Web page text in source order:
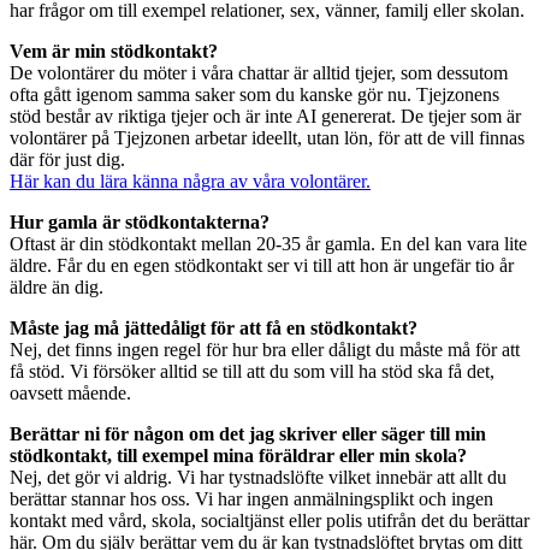
har frågor om till exempel relationer, sex, vänner, familj eller skolan.
Vem är min stödkontakt?
De volontärer du möter i våra chattar är alltid tjejer, som dessutom
ofta gått igenom samma saker som du kanske gör nu. Tjejzonens
stöd består av riktiga tjejer och är inte AI genererat. De tjejer som är
volontärer på Tjejzonen arbetar ideellt, utan lön, för att de vill finnas
där för just dig.
Här kan du lära känna några av våra volontärer.
Hur gamla är stödkontakterna?
Oftast är din stödkontakt mellan 20-35 år gamla. En del kan vara lite
äldre. Får du en egen stödkontakt ser vi till att hon är ungefär tio år
äldre än dig.
Måste jag må jättedåligt för att få en stödkontakt?
Nej, det finns ingen regel för hur bra eller dåligt du måste må för att
få stöd. Vi försöker alltid se till att du som vill ha stöd ska få det,
oavsett mående.
Berättar ni för någon om det jag skriver eller säger till min
stödkontakt, till exempel mina föräldrar eller min skola?
Nej, det gör vi aldrig. Vi har tystnadslöfte vilket innebär att allt du
berättar stannar hos oss. Vi har ingen anmälningsplikt och ingen
kontakt med vård, skola, socialtjänst eller polis utifrån det du berättar
här. Om du själv berättar vem du är kan tystnadslöftet brytas om ditt